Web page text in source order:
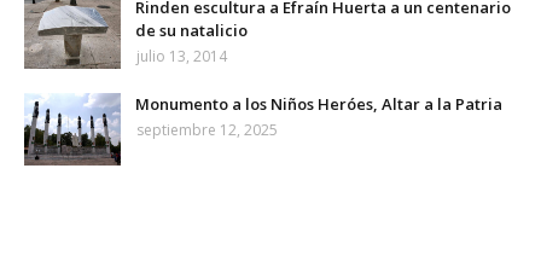
Rinden escultura a Efraín Huerta a un centenario
de su natalicio
julio 13, 2014
Monumento a los Niños Heróes, Altar a la Patria
septiembre 12, 2025